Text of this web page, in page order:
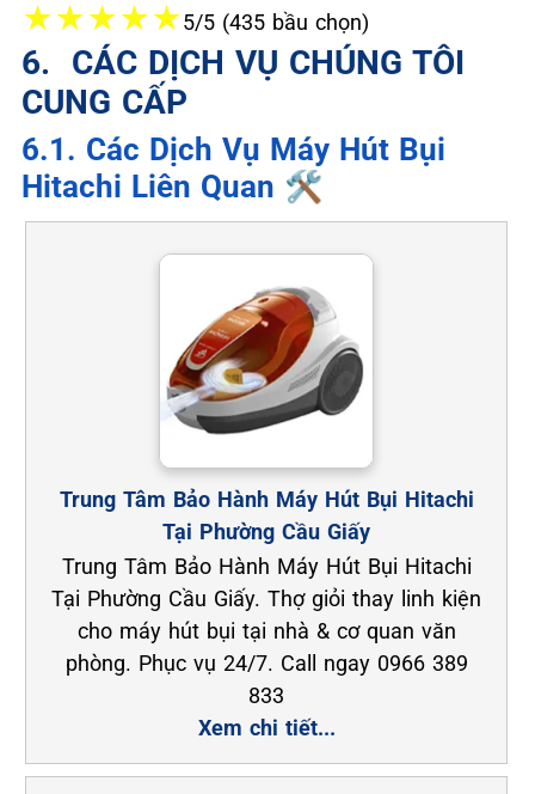
★★★★★5/5 (435 bầu chọn)
6. ️ CÁC DỊCH VỤ CHÚNG TÔI
CUNG CẤP
6.1. Các Dịch Vụ Máy Hút Bụi
Hitachi Liên Quan 🛠️
Trung Tâm Bảo Hành Máy Hút Bụi Hitachi
Tại Phường Cầu Giấy
Trung Tâm Bảo Hành Máy Hút Bụi Hitachi
Tại Phường Cầu Giấy. Thợ giỏi thay linh kiện
cho máy hút bụi tại nhà & cơ quan văn
phòng. Phục vụ 24/7. Call ngay 0966 389
833
Xem chi tiết...